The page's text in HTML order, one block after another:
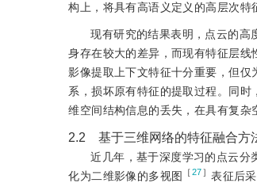
构上，将具有高语义定义的高层次特
现有研究的结果表明，点云的高
身存在较大的差异，而现有特征层
影像提取上下文特征十分重要，但
系，损坏原有特征的提取过程。同
维空间结构信息的丢失，在具有复杂
2.2 基于三维网络的特征融合方
近几年，基于深度学习的点云分
化为二维影像的多视图
［27］ 表征后